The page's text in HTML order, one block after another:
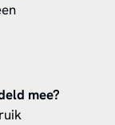
mee?